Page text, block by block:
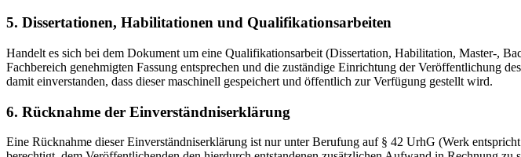
5. Dissertationen, Habilitationen und Qualifikationsarbeiten
Handelt es sich bei dem Dokument um eine Qualifikationsarbeit (Dissertation, Habilitation, Master-,
Fachbereich genehmigten Fassung entsprechen und die zuständige Einrichtung der Veröffentlichung
damit einverstanden, dass dieser maschinell gespeichert und öffentlich zur Verfügung gestellt wird.
6. Rücknahme der Einverständniserklärung
Eine Rücknahme dieser Einverständniserklärung ist nur unter Berufung auf § 42 UrhG (Werk